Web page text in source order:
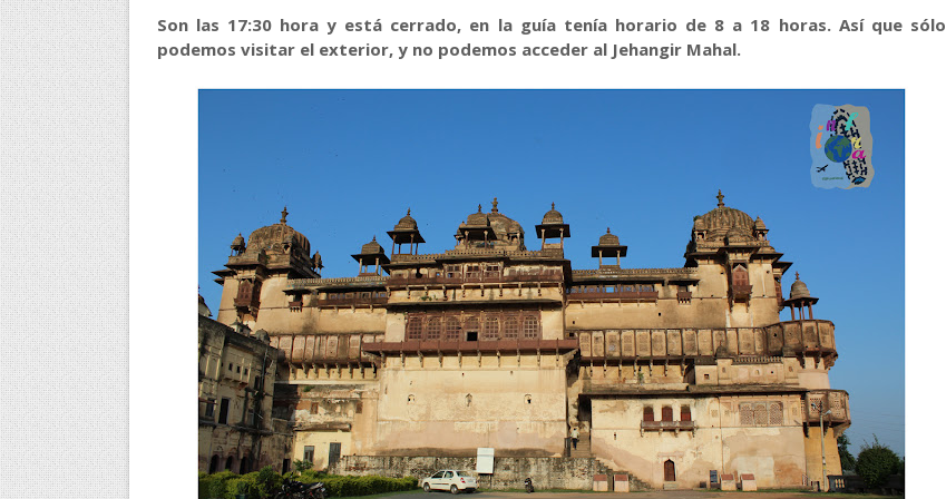
Son las 17:30 hora y está cerrado, en la guía tenía horario de 8 a 18 horas. Así que sólo
podemos visitar el exterior, y no podemos acceder al Jehangir Mahal.